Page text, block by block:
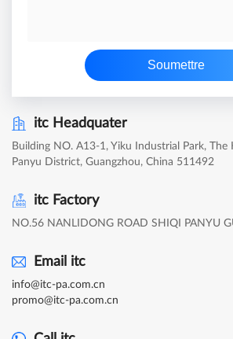
Soumettre
itc Headquater
Building NO. A13-1, Yiku Industrial Park, The
Panyu District, Guangzhou, China 511492
itc Factory
NO.56 NANLIDONG ROAD SHIQI PANYU
Email itc
info@itc-pa.com.cn
promo@itc-pa.com.cn